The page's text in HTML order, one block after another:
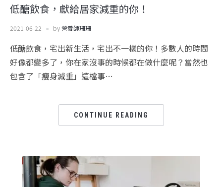
低醣飲食，獻給居家減重的你！
2021-06-22 by營養師珊珊
低醣飲食，宅出新生活，宅出不一樣的你！多數人的時間
好像都變多了，你在家沒事的時候都在做什麼呢？當然也
包含了「瘦身減重」這檔事…
CONTINUE READING